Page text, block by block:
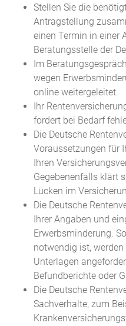
Stellen Sie die
Antragstellung
einen Termin in einer
Beratungsstelle der
Im
wegen
online weitergeleitet.
Ihr
fordert bei Bedarf
Die Deutsche
Voraussetzungen für
Ihren
Gegebenenfalls klärt
Lücken im
Die Deutsche
Ihrer Angaben und
Erwerbsminderung.
notwendig ist,
Unterlagen
Befundberichte oder
Die Deutsche
Sachverhalte, zum